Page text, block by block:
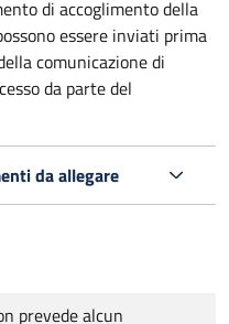
di accoglimento della
essere inviati prima
comunicazione di
da parte del
da allegare
prevede alcun